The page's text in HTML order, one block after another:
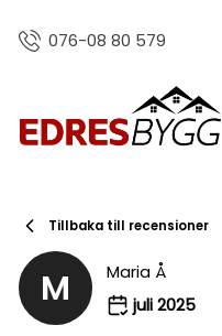
076-08 80 579
Tillbaka till recensioner
M
Maria Å
juli 2025